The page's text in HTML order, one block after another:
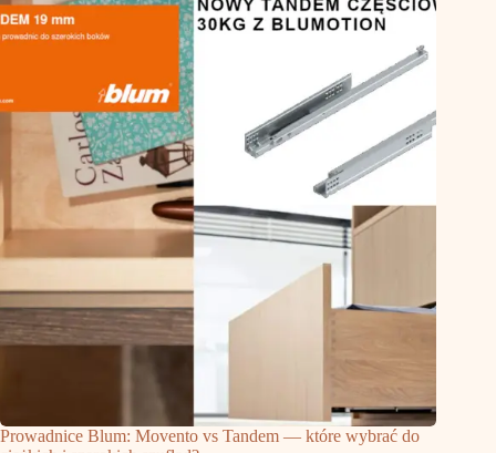
Prowadnice Blum: Movento vs Tandem — które wybrać do